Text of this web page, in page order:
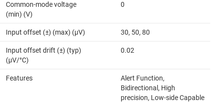
Common-mode voltage
(min) (V)
0
Input offset (±) (max) (µV) 30, 50, 80
Input offset drift (±) (typ)
(µV/°C)
0.02
Features
Alert Function,
Bidirectional, High
precision, Low-side Capable